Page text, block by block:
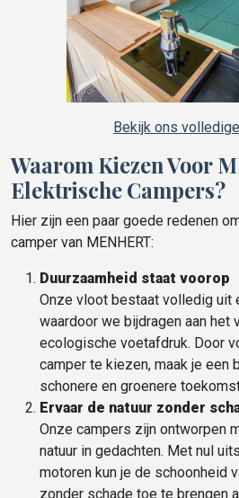
Bekijk ons
Waarom Kiezen Voor
Elektrische Campers?
Hier zijn een paar goede redenen
camper van MENHERT:
Duurzaamheid staat voorop
Onze vloot bestaat volledig uit
waardoor we bijdragen aan het
ecologische voetafdruk. Door
camper te kiezen, maak je een
schonere en groenere
Ervaar de natuur zonder
Onze campers zijn ontworpen
natuur in gedachten. Met nul
motoren kun je de schoonheid
zonder schade toe te brengen